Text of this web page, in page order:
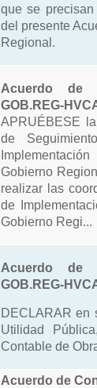
que se
del presente
Regional.
Acuerdo de
GOB.REG-
APRUÉBESE
de
Gobierno
realizar las
de
Gobierno Regi...
Acuerdo de
GOB.REG-
DECLARAR en
Utilidad
Contable de
Acuerdo de